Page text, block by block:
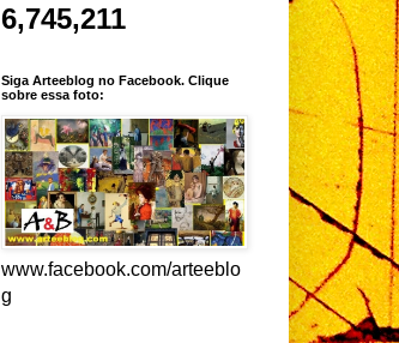
6,745,211
Siga Arteeblog no Facebook. Clique
sobre essa foto:
www.facebook.com/arteeblo
g